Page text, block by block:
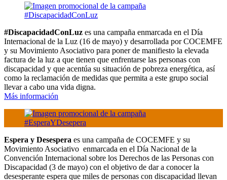
#DiscapacidadConLuz es una campaña enmarcada en el Día
Internacional de la Luz (16 de mayo) y desarrollada por COCEMFE
y su Movimiento Asociativo para poner de manifiesto la elevada
factura de la luz a que tienen que enfrentarse las personas con
discapacidad y que acentúa su situación de pobreza energética, así
como la reclamación de medidas que permita a este grupo social
llevar a cabo una vida digna.
Más información
Espera y Desespera es una campaña de COCEMFE y su
Movimiento Asociativo enmarcada en el Día Nacional de la
Convención Internacional sobre los Derechos de las Personas con
Discapacidad (3 de mayo) con el objetivo de dar a conocer la
desesperante espera que miles de personas con discapacidad llevan